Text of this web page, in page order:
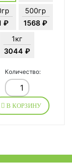
₽
500гр
1568 ₽
1кг
3044 ₽
Количество:
В КОРЗИНУ